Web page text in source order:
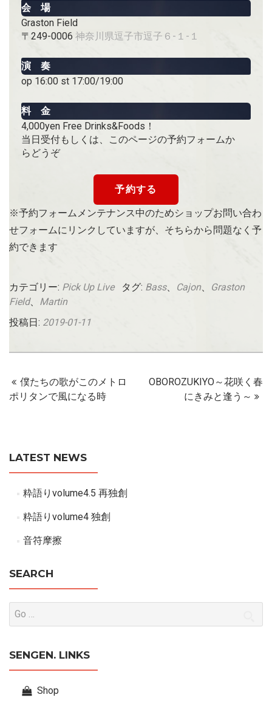
会 場
Graston Field
〒249-0006 神奈川県逗子市逗子６-１-１
演 奏
op 16:00 st 17:00/19:00
料 金
4,000yen Free Drinks&Foods！
当日受付もしくは、このページの予約フォームか
らどうぞ
予約する
※予約フォームメンテナンス中のためショップお問い合わ
せフォームにリンクしていますが、そちらから問題なく予
約できます
カテゴリー: Pick Up Liveタグ: Bass、 Cajon、
Graston
Field、 Martin
投稿日: 2019-01-11
僕たちの歌がこのメトロ
ポリタンで風になる時
OBOROZUKIYO～花咲く春
にきみと逢う～
LATEST NEWS
粋語りvolume4.5 再独創
粋語りvolume4 独創
音符摩擦
SEARCH
SENGEN. LINKS
Shop